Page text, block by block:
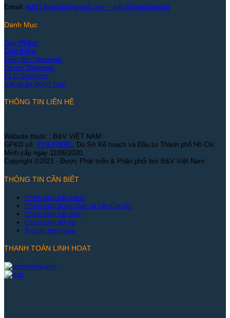
Email: kd01.bvtech@gmail.com - info@bvtech.tech
Danh Mục
Sản Phẩm
Giới thiệu
Biến tần Yaskawa
Servo Yaskawa
PLC Siemens
Vật tư tự động hoá
THÔNG TIN LIÊN HỆ
Website thuộc : B&V VIỆT NAM
GPKD số: 0316318085, Do Sở Kế hoạch và Đầu tư Thành phố Hồ Chí
Minh cấp ngày 11/06/2020.
Copyright ©2021 - Được Phát triển & Phân phối bởi B&V Việt Nam
THÔNG TIN CẦN BIẾT
Chính sách bảo hành
Chính sách thanh toán và Vận Chuyển
Chính sách bảo mật
Chính sách đổi trả
Tra cứu đơn hàng
THANH TOÁN LINH HOẠT